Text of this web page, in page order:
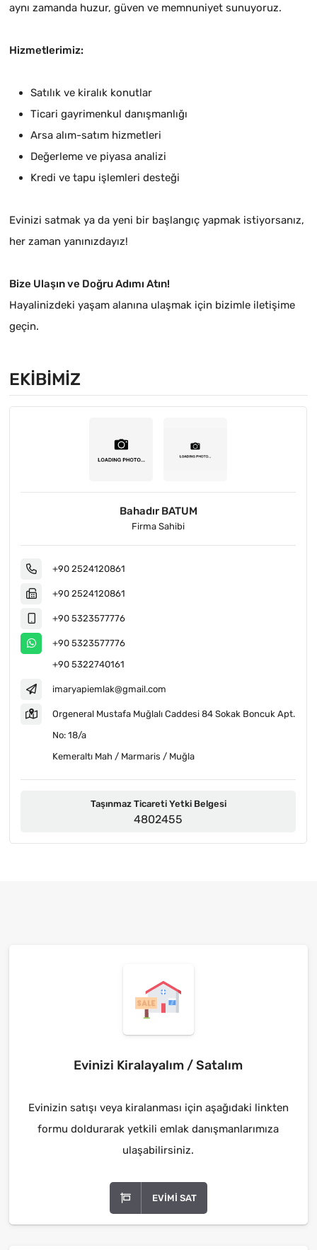
aynı zamanda huzur, güven ve memnuniyet sunuyoruz.
Hizmetlerimiz:
Satılık ve kiralık konutlar
Ticari gayrimenkul danışmanlığı
Arsa alım-satım hizmetleri
Değerleme ve piyasa analizi
Kredi ve tapu işlemleri desteği
Evinizi satmak ya da yeni bir başlangıç yapmak istiyorsanız,
her zaman yanınızdayız!
Bize Ulaşın ve Doğru Adımı Atın!
Hayalinizdeki yaşam alanına ulaşmak için bizimle iletişime
geçin.
EKIBIMIZ
Bahadır BATUM
Firma Sahibi
+90 2524120861
+90 2524120861
+90 5323577776
+90 5323577776
+90 5322740161
imaryapiemlak@gmail.com
Orgeneral Mustafa Muğlalı Caddesi 84 Sokak Boncuk Apt.
No: 18/a
Kemeraltı Mah / Marmaris / Muğla
Taşınmaz Ticareti Yetki Belgesi
4802455
Evinizi Kiralayalım / Satalım
Evinizin satışı veya kiralanması için aşağıdaki linkten
formu doldurarak yetkili emlak danışmanlarımıza
ulaşabilirsiniz.
EVIMI SAT